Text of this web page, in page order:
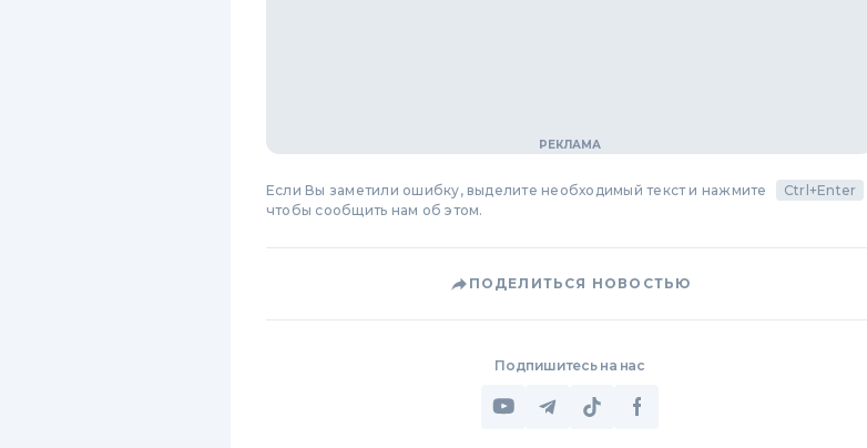
Если Вы заметили ошибку, выделите необходимый текст и нажмите Ctrl+Enter
чтобы сообщить нам об этом.
ПОДЕЛИТЬСЯ НОВОСТЬЮ
Подпишитесь на нас